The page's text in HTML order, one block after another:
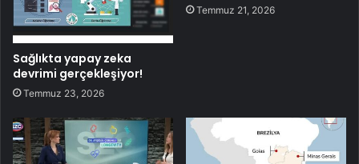
Sağlıkta yapay zeka
devrimi gerçekleşiyor!
Temmuz 23, 2026
Temmuz 21, 2026